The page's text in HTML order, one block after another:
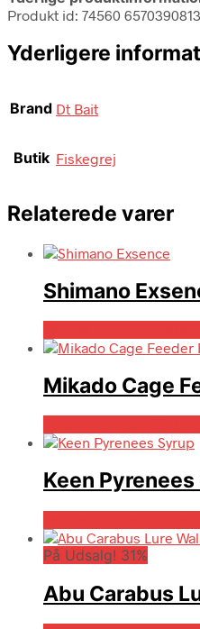
Produkt id: 74560
Yderligere
Brand Dt Bait
Butik Fiskegrej
Relaterede varer
Shimano
Mikado Cage
Keen
På Udsalg! 31%
Abu Carabus